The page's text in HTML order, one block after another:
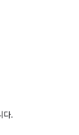
다.